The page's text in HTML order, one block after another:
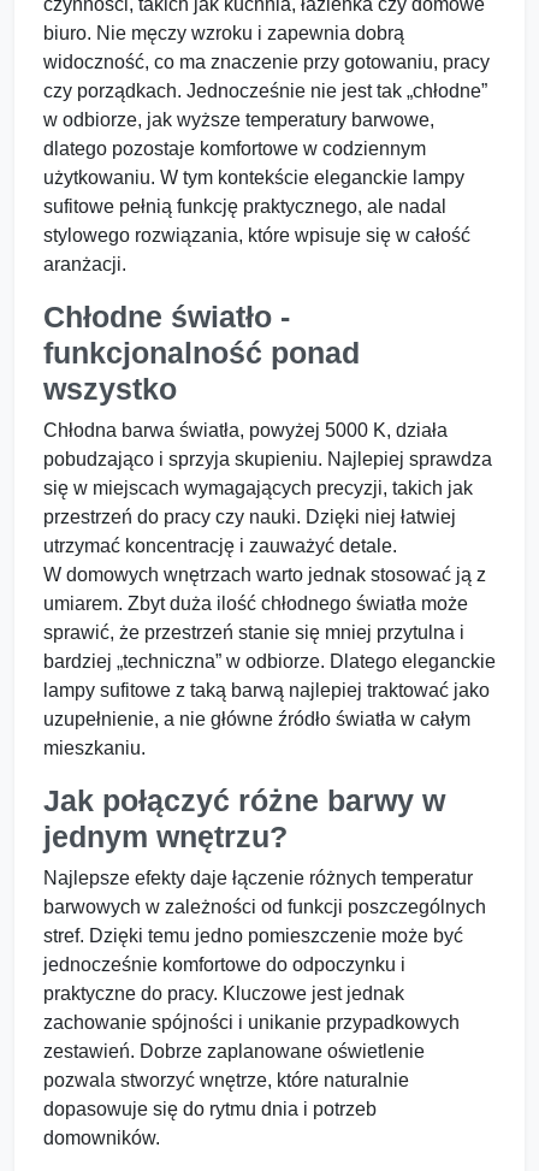
biuro. Nie męczy wzroku i zapewnia dobrą
widoczność, co ma znaczenie przy gotowaniu, pracy
czy porządkach. Jednocześnie nie jest tak „chłodne”
w odbiorze, jak wyższe temperatury barwowe,
dlatego pozostaje komfortowe w codziennym
użytkowaniu. W tym kontekście eleganckie lampy
sufitowe pełnią funkcję praktycznego, ale nadal
stylowego rozwiązania, które wpisuje się w całość
aranżacji.
Chłodne światło -
funkcjonalność ponad
wszystko
Chłodna barwa światła, powyżej 5000 K, działa
pobudzająco i sprzyja skupieniu. Najlepiej sprawdza
się w miejscach wymagających precyzji, takich jak
przestrzeń do pracy czy nauki. Dzięki niej łatwiej
utrzymać koncentrację i zauważyć detale.
W domowych wnętrzach warto jednak stosować ją z
umiarem. Zbyt duża ilość chłodnego światła może
sprawić, że przestrzeń stanie się mniej przytulna i
bardziej „techniczna” w odbiorze. Dlatego eleganckie
lampy sufitowe z taką barwą najlepiej traktować jako
uzupełnienie, a nie główne źródło światła w całym
mieszkaniu.
Jak połączyć różne barwy w
jednym wnętrzu?
Najlepsze efekty daje łączenie różnych temperatur
barwowych w zależności od funkcji poszczególnych
stref. Dzięki temu jedno pomieszczenie może być
jednocześnie komfortowe do odpoczynku i
praktyczne do pracy. Kluczowe jest jednak
zachowanie spójności i unikanie przypadkowych
zestawień. Dobrze zaplanowane oświetlenie
pozwala stworzyć wnętrze, które naturalnie
dopasowuje się do rytmu dnia i potrzeb
domowników.